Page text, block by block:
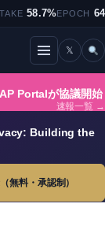
58.7%EPOCH
メニューを開閉
𝕏
Portalが協議開始
速報一覧 →
Building the
無料・承認制）